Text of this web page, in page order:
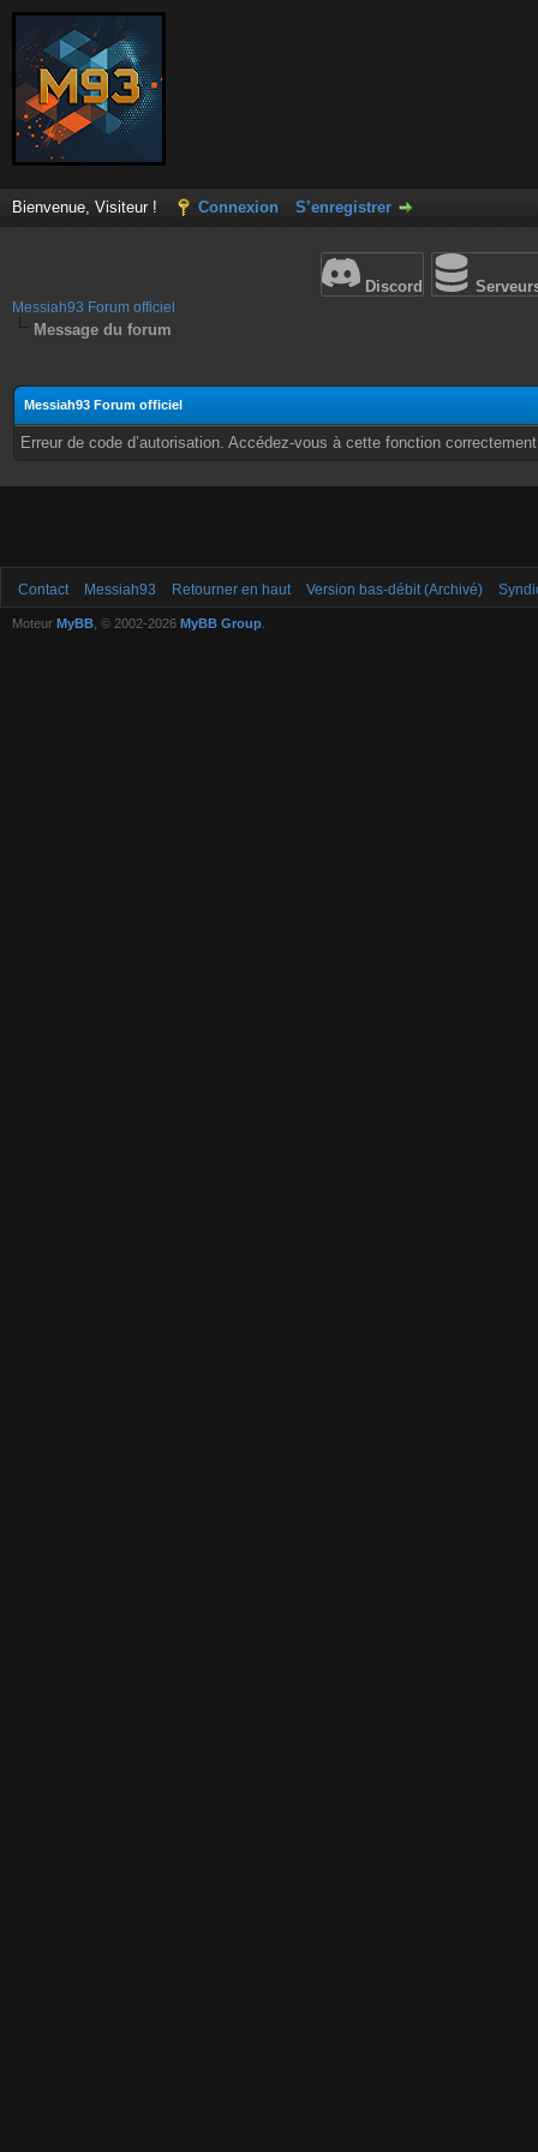
Bienvenue, Visiteur ! Connexion S’enregistrer
Discord
Messiah93 Forum officiel
Message du forum
Messiah93 Forum officiel
Erreur de code d’autorisation. Accédez-vous à cette fonction
Contact Messiah93 Retourner en haut Version bas-débit (Archivé)
Moteur MyBB , © 2002-2026 MyBB Group